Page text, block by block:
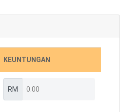
KEUNTUNGAN
RM